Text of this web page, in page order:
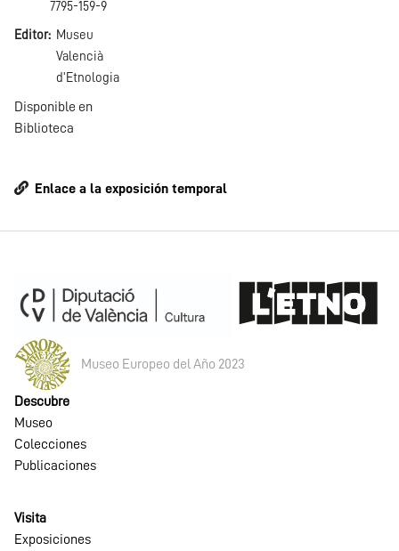
7795-159-9
Editor
Museu
Valencià
d'Etnologia
Disponible en
Biblioteca
Enlace a la exposición temporal
Museo Europeo del Año 2023
Descubre
Museo
Colecciones
Publicaciones
Visita
Exposiciones